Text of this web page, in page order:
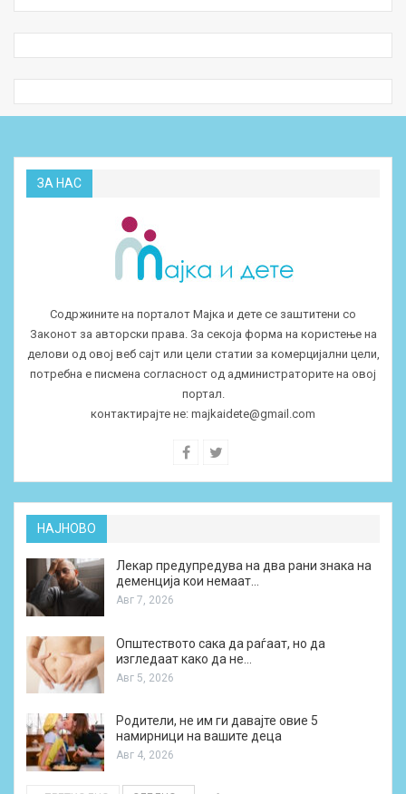
ЗА НАС
Содржините на порталот Мајка и дете се заштитени со
Законот за авторски права. За секоја форма на користење на
делови од овој веб сајт или цели статии за комерцијални цели,
потребна е писмена согласност од администраторите на овој
портал.
контактирајте не: majkaidete@gmail.com
НАЈНОВО
Лекар предупредува на два рани знака на
деменција кои немаат…
Авг 7, 2026
Општеството сака да раѓаат, но да
изгледаат како да не…
Авг 5, 2026
Родители, не им ги давајте овие 5
намирници на вашите деца
Авг 4, 2026